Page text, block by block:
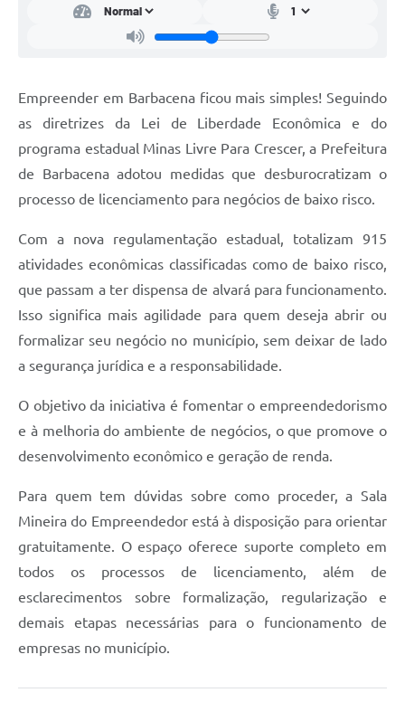
PNAB 2026 - Ciclo 2
Plano Diretor e Mobilidade Urbana
3º Jornada Empreendedora BQ
Festival Gastronômico
Plano Municipal de Saneamento Básico
Regularização de bairros
Carta de Serviços
Arquivos para Download
Legislação
Telefones Úteis
Empreender em Barbacena ficou mais simples! Seguindo
as diretrizes da Lei de Liberdade Econômica e do
programa estadual Minas Livre Para Crescer, a Prefeitura
de Barbacena adotou medidas que desburocratizam o
processo de licenciamento para negócios de baixo risco.
Com a nova regulamentação estadual, totalizam 915
atividades econômicas classificadas como de baixo risco,
que passam a ter dispensa de alvará para funcionamento.
Isso significa mais agilidade para quem deseja abrir ou
formalizar seu negócio no município, sem deixar de lado
a segurança jurídica e a responsabilidade.
O objetivo da iniciativa é fomentar o empreendedorismo
e à melhoria do ambiente de negócios, o que promove o
desenvolvimento econômico e geração de renda.
Para quem tem dúvidas sobre como proceder, a Sala
Mineira do Empreendedor está à disposição para orientar
gratuitamente. O espaço oferece suporte completo em
todos os processos de licenciamento, além de
esclarecimentos sobre formalização, regularização e
demais etapas necessárias para o funcionamento de
empresas no município.